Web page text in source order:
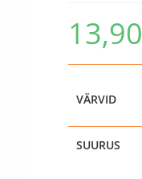
13,90
VÄRVID
SUURUS